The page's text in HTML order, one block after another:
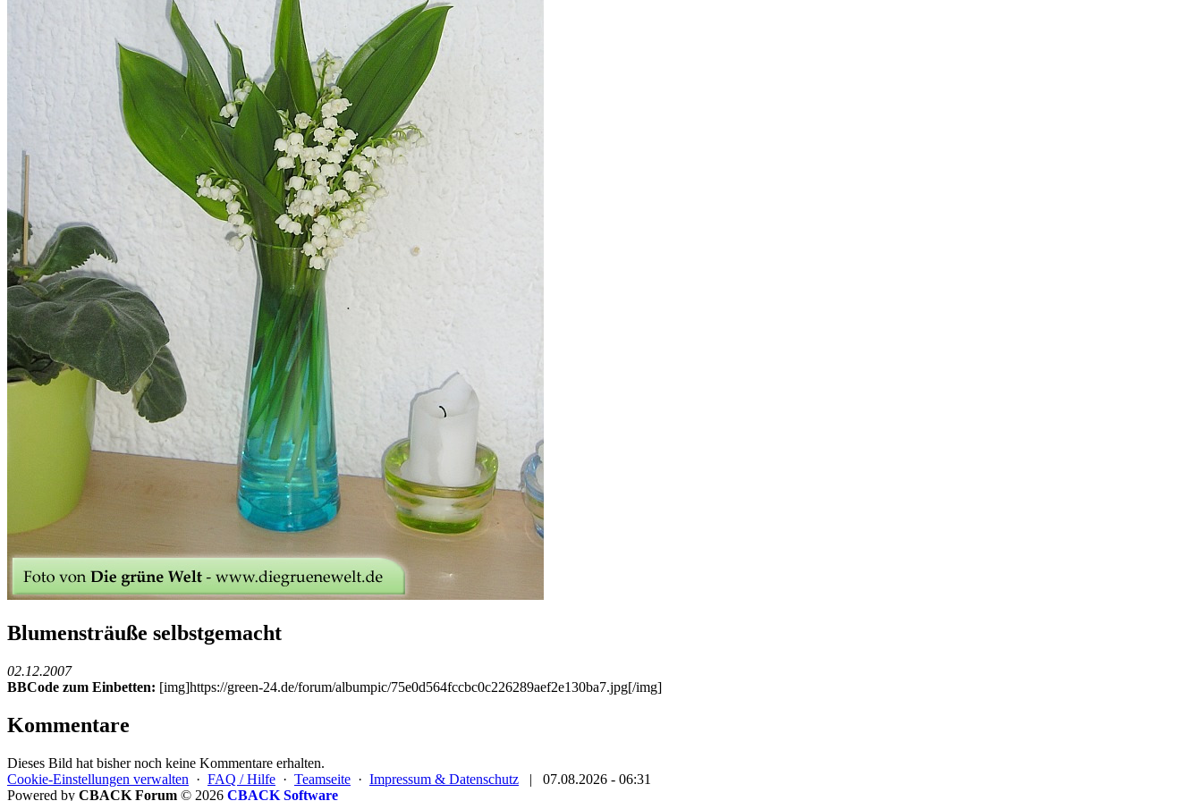
Blumensträuße selbstgemacht
02.12.2007
BBCode zum Einbetten: [img]https://green-24.de/forum/albumpic/75e0d564fccbc0c226289aef2e130ba7.jpg[/img]
Kommentare
Dieses Bild hat bisher noch keine Kommentare erhalten.
Cookie-Einstellungen verwalten · FAQ / Hilfe · Teamseite · Impressum & Datenschutz |
07.08.2026 - 06:31
Powered by CBACK Forum © 2026 CBACK Software